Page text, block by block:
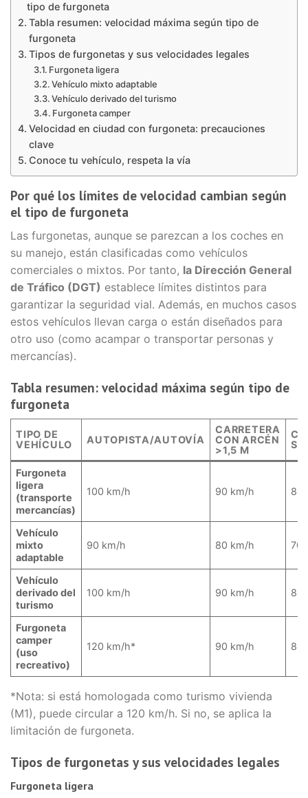
tipo de furgoneta
Tabla resumen: velocidad máxima según tipo de
furgoneta
Tipos de furgonetas y sus velocidades legales
Furgoneta ligera
Vehículo mixto adaptable
Vehículo derivado del turismo
Furgoneta camper
Velocidad en ciudad con furgoneta: precauciones
clave
Conoce tu vehículo, respeta la vía
Por qué los límites de velocidad cambian según
el tipo de furgoneta
Las furgonetas, aunque se parezcan a los coches en
su manejo, están clasificadas como vehículos
comerciales o mixtos. Por tanto, la Dirección General
de Tráfico (DGT) establece límites distintos para
garantizar la seguridad vial. Además, en muchos casos
estos vehículos llevan carga o están diseñados para
otro uso (como acampar o transportar personas y
mercancías).
Tabla resumen: velocidad máxima según tipo de
furgoneta
TIPO DE
VEHÍCULO
AUTOPISTA/AUTOVÍA
CARRETERA
CON ARCÉN
>1,5 M
Furgoneta
ligera
(transporte
mercancías)
100 km/h 90 km/h 80
Vehículo
mixto
adaptable
90 km/h 80 km/h 70
Vehículo
derivado del
turismo
100 km/h 90 km/h 80
Furgoneta
camper
(uso
recreativo)
120 km/h* 90 km/h 80
*Nota: si está homologada como turismo vivienda
(M1), puede circular a 120 km/h. Si no, se aplica la
limitación de furgoneta.
Tipos de furgonetas y sus velocidades legales
Furgoneta ligera